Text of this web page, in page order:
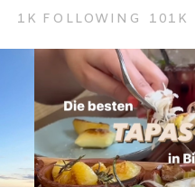
1K FOLLOWING 101K